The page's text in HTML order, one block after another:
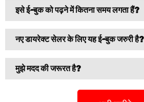
इसे ई-बुक को पढ़ने में कितना समय लगता हैं?
नए डायरेक्ट सेलर के लिए यह ई-बुक जरुरी है?
मुझे मदद की जरूरत है?